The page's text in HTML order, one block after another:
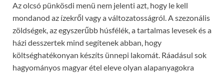
Az olcsó pünkösdi menü nem jelenti azt, hogy le kell
mondanod az ízekről vagy a változatosságról. A szezonális
zöldségek, az egyszerűbb húsfélék, a tartalmas levesek és a
házi desszertek mind segítenek abban, hogy
költséghatékonyan készíts ünnepi lakomát. Ráadásul sok
hagyományos magyar étel eleve olyan alapanyagokra